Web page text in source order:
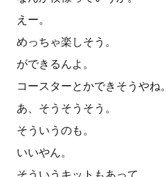
えー。
めっちゃ楽しそう。
ができるんよ。
コースターとかできそうやね。
あ、そうそうそう。
そういうのも。
いいやん。